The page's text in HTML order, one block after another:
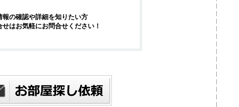
報の確認や詳細を知りたい方
せはお気軽にお問合せください！